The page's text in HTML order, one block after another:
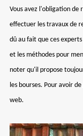
Vous avez l'obligation de
effectuer les travaux de
dû au fait que ces
et les méthodes pour
noter qu'il propose
les bourses. Pour avoir
web.